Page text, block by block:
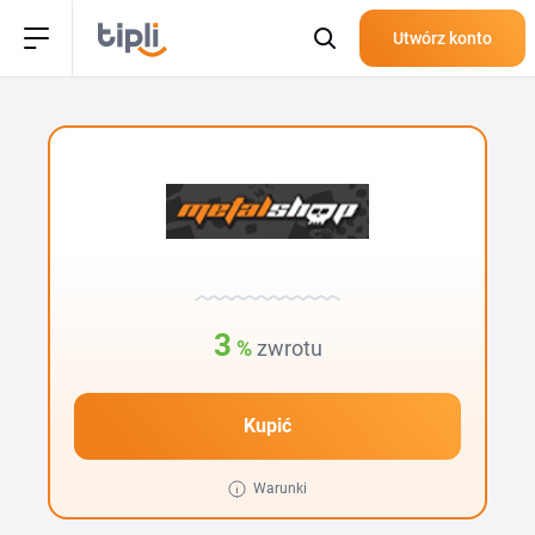
Utwórz konto
3 % zwrotu
Kupić
Warunki